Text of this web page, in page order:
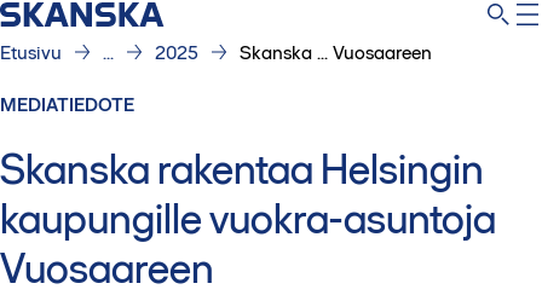
Etusivu ... 2025 Skanska ... Vuosaareen
MEDIATIEDOTE
Skanska rakentaa Helsingin
kaupungille vuokra-asuntoja
Vuosaareen